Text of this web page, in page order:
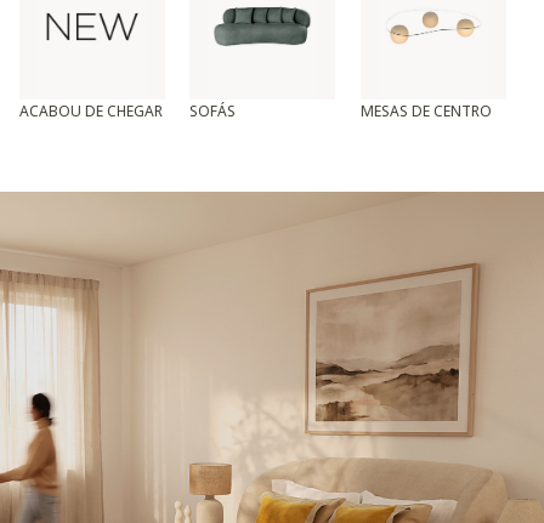
ACABOU DE CHEGAR SOFÁS MESAS DE CENTRO